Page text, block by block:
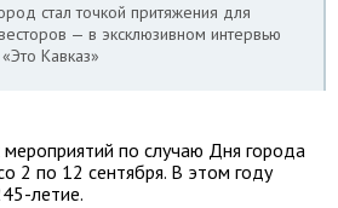
стал точкой притяжения для
— в эксклюзивном интервью
Кавказ»
по случаю Дня города
2 по 12 сентября. В этом году
летие.